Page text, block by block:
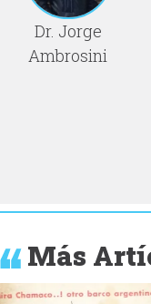
Dr. Jorge
Ambrosini
Más